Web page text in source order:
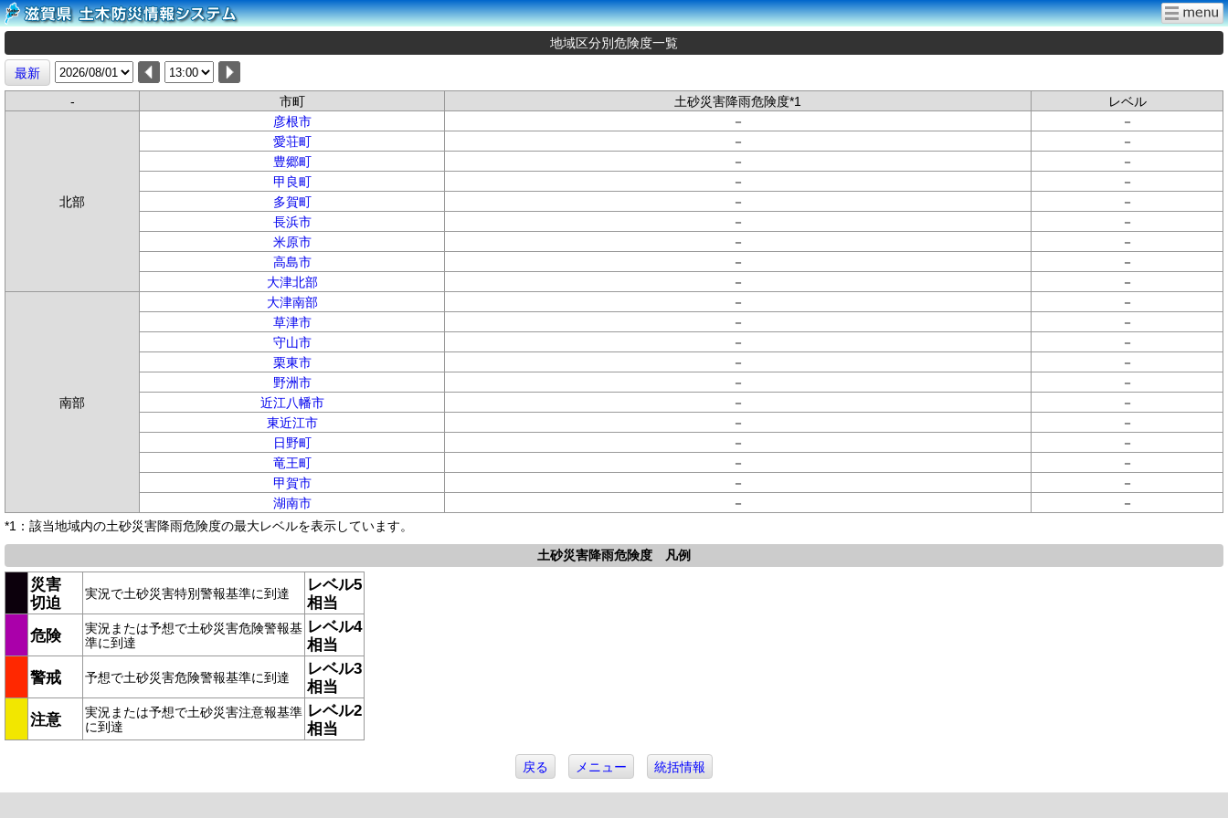
地域区分別危険度一覧
最新
-
市町 土砂災害降雨危険度*1 レベル
北部
彦根市 －
－
愛荘町
－
－
豊郷町
－
－
甲良町
－
－
多賀町
－
－
長浜市
－
－
米原市
－
－
高島市
－
－
大津北部
－ －
南部
大津南部 －
－
草津市
－
－
守山市
－
－
栗東市
－
－
野洲市
－
－
近江八幡市
－
－
東近江市
－
－
日野町
－
－
竜王町
－
－
甲賀市
－
－
湖南市
－
－
*1：該当地域内の土砂災害降雨危険度の最大レベルを表示しています。
土砂災害降雨危険度 凡例
災害
切迫
実況で土砂災害特別警報基準に到達
レベル5
相当
危険
実況または予想で土砂災害危険警報基
準に到達
レベル4
相当
警戒
予想で土砂災害危険警報基準に到達
レベル3
相当
注意
実況または予想で土砂災害注意報基準
に到達
レベル2
相当
戻る メニュー 統括情報